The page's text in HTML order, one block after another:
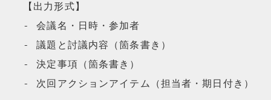
【出力形式】
- 会議名・日時・参加者
- 議題と討議内容（箇条書き）
- 決定事項（箇条書き）
- 次回アクションアイテム（担当者・期日付き）